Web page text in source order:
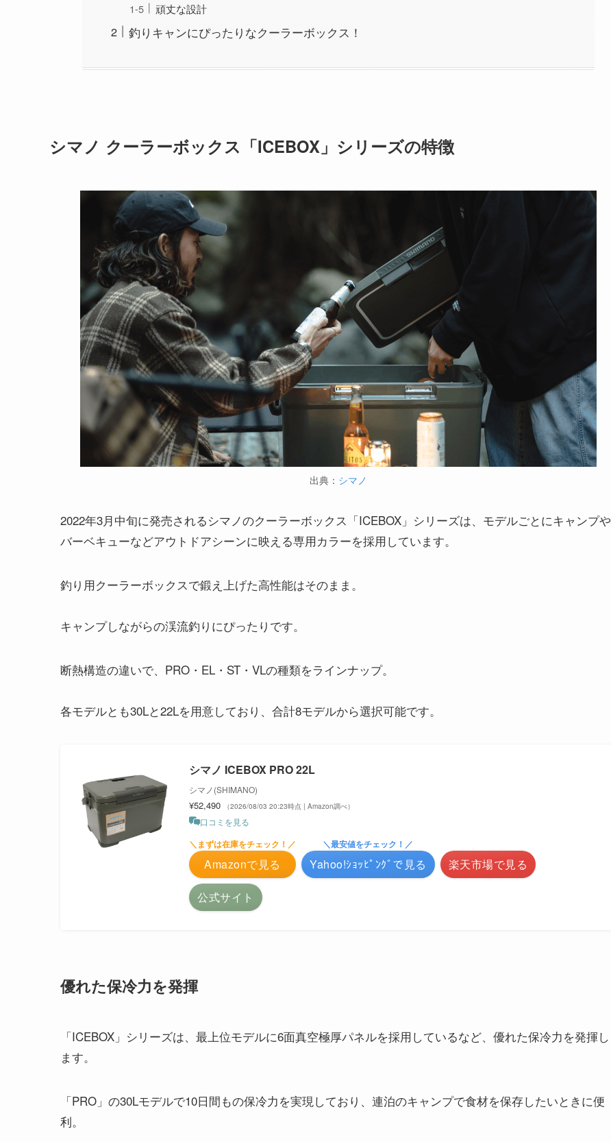
頑丈な設計
釣りキャンにぴったりなクーラーボックス！
シマノ クーラーボックス「ICEBOX」シリーズの特徴
出典： シマノ
2022年3月中旬に発売されるシマノのクーラーボックス「ICEBOX」シリーズは、モデルごとにキャンプや
バーベキューなどアウトドアシーンに映える専用カラーを採用しています。
釣り用クーラーボックスで鍛え上げた高性能はそのまま。
キャンプしながらの渓流釣りにぴったりです。
断熱構造の違いで、PRO・EL・ST・VLの種類をラインナップ。
各モデルとも30Lと22Lを用意しており、合計8モデルから選択可能です。
シマノ ICEBOX PRO 22L
シマノ(SHIMANO)
¥52,490 （2026/08/03 20:23時点 | Amazon調べ）
口コミを見る
＼まずは在庫をチェック！／
Amazonで見る 楽天市場で見る
＼最安値をチェック！／
Yahoo!ｼｮｯﾋﾟﾝｸﾞで見る
公式サイト
優れた保冷力を発揮
「ICEBOX」シリーズは、最上位モデルに6面真空極厚パネルを採用しているなど、優れた保冷力を発揮し
ます。
「PRO」の30Lモデルで10日間もの保冷力を実現しており、連泊のキャンプで食材を保存したいときに便
利。